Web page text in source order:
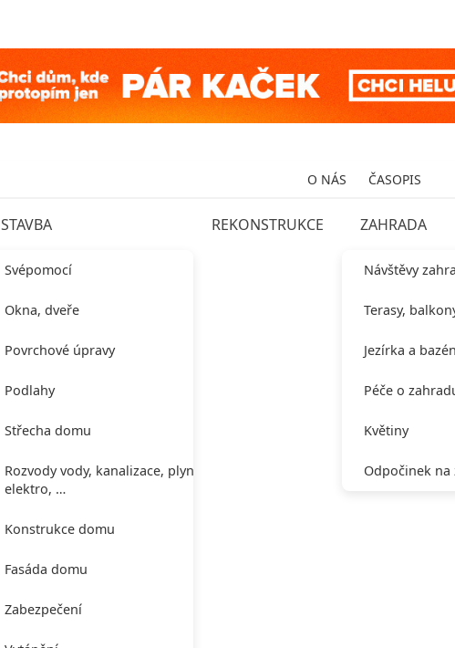
O NÁS ČASOPIS
STAVBA
Svépomocí
Okna, dveře
Povrchové úpravy
Podlahy
Střecha domu
Rozvody vody, kanalizace, plynu,
elektro, …
Konstrukce domu
Fasáda domu
Zabezpečení
REKONSTRUKCE ZAHRADA
Návštěvy
Terasy,
Jezírka a
Péče o
Květiny
Odpočinek na